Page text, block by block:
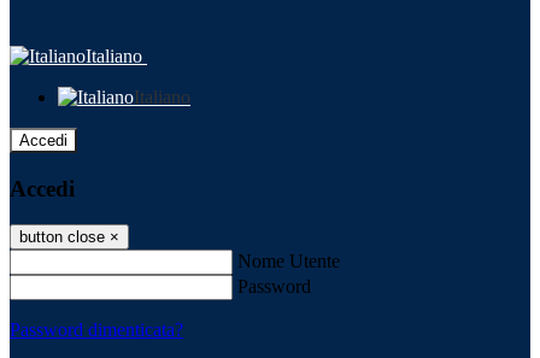
Italiano
Italiano
Accedi
Accedi
button close ×
Nome Utente
Password
Password dimenticata?